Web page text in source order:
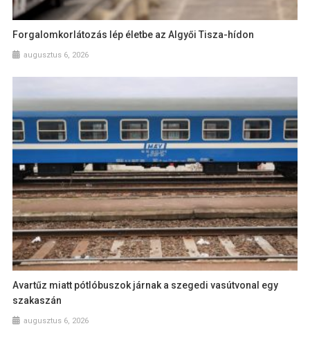
Forgalomkorlátozás lép életbe az Algyői Tisza-hídon
augusztus 6, 2026
Avartűz miatt pótlóbuszok járnak a szegedi vasútvonal egy
szakaszán
augusztus 6, 2026